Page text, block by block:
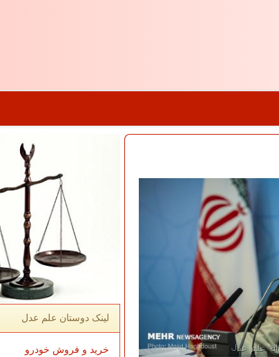
لینک دوستان علم عدل
خرید و فروش خودرو